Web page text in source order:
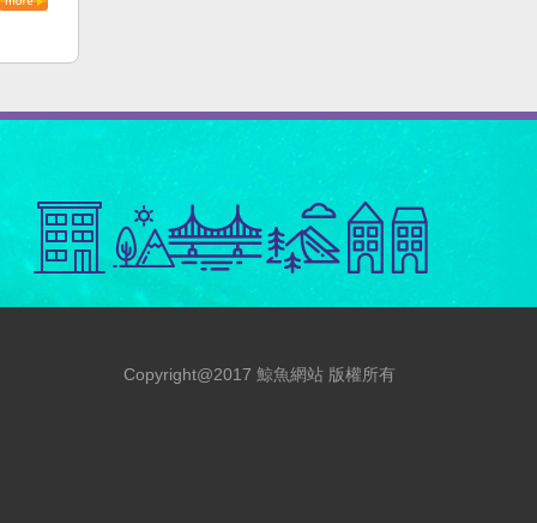
Copyright@2017 鯨魚網站 版權所有